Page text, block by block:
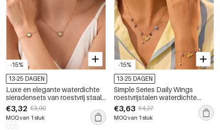
-15%
13-25 DAGEN
Luxe en elegante waterdichte
sieradensets van roestvrij staal
met zonnemotief in goudkleur.
€3,32 €3,90
MOQ van 1 stuk
-15%
13-25 DAGEN
Simple Series Daily Wings
roestvrijstalen waterdichte
sieradensets in goudkleur voor
dames
€3,63 €4,27
MOQ van 1 stuk